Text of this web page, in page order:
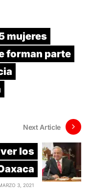
mujeres
forman parte
Next Article
los
3, 2021